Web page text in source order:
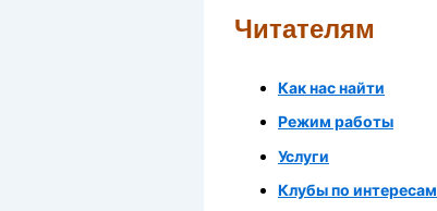
Читателям
Как нас найти
Режим работы
Услуги
Клубы по интересам